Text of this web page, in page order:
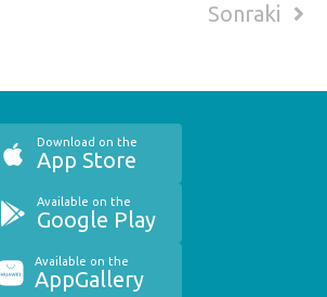
Sonraki
Download on the
App Store
Available on the
Google Play
Available on the
AppGallery